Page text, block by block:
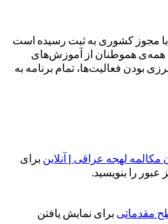
مجوز کشوری به ثبت رسیده است
همه‌ی هموطنان از آموزش‌های
بودن فعالیت‌ها، تمام برنامه به
لهجه عراقی | آنلاین برای
عبور را بنویسید.
مقدماتی برای نمایش یافتن